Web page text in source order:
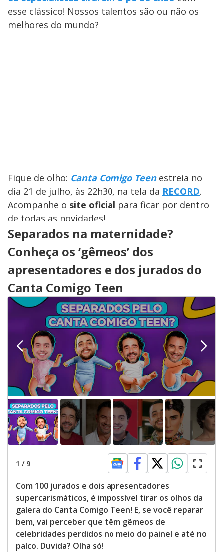
e
esse clássico! Nossos talentos são ou não os
melhores do mundo?
Fique de olho: Canta Comigo Teen estreia no
dia 21 de julho, às 22h30, na tela da RECORD.
Acompanhe o site oficial para ficar por dentro
de todas as novidades!
Separados na maternidade?
Conheça os ‘gêmeos’ dos
apresentadores e dos jurados do
Canta Comigo Teen
1 / 9
Com 100 jurados e dois apresentadores
supercarismáticos, é impossível tirar os olhos da
galera do Canta Comigo Teen! E, se você reparar
bem, vai perceber que têm gêmeos de
celebridades perdidos no meio do painel e até no
palco. Duvida? Olha só!